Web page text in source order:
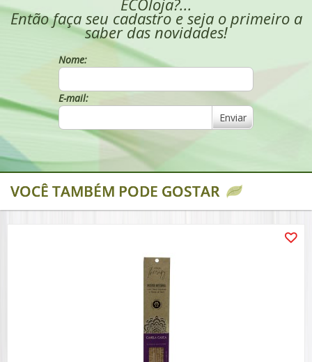
ECOloja?...
Então faça seu cadastro e seja o primeiro a
saber das novidades!
Nome:
E-mail:
Enviar
VOCÊ TAMBÉM PODE GOSTAR